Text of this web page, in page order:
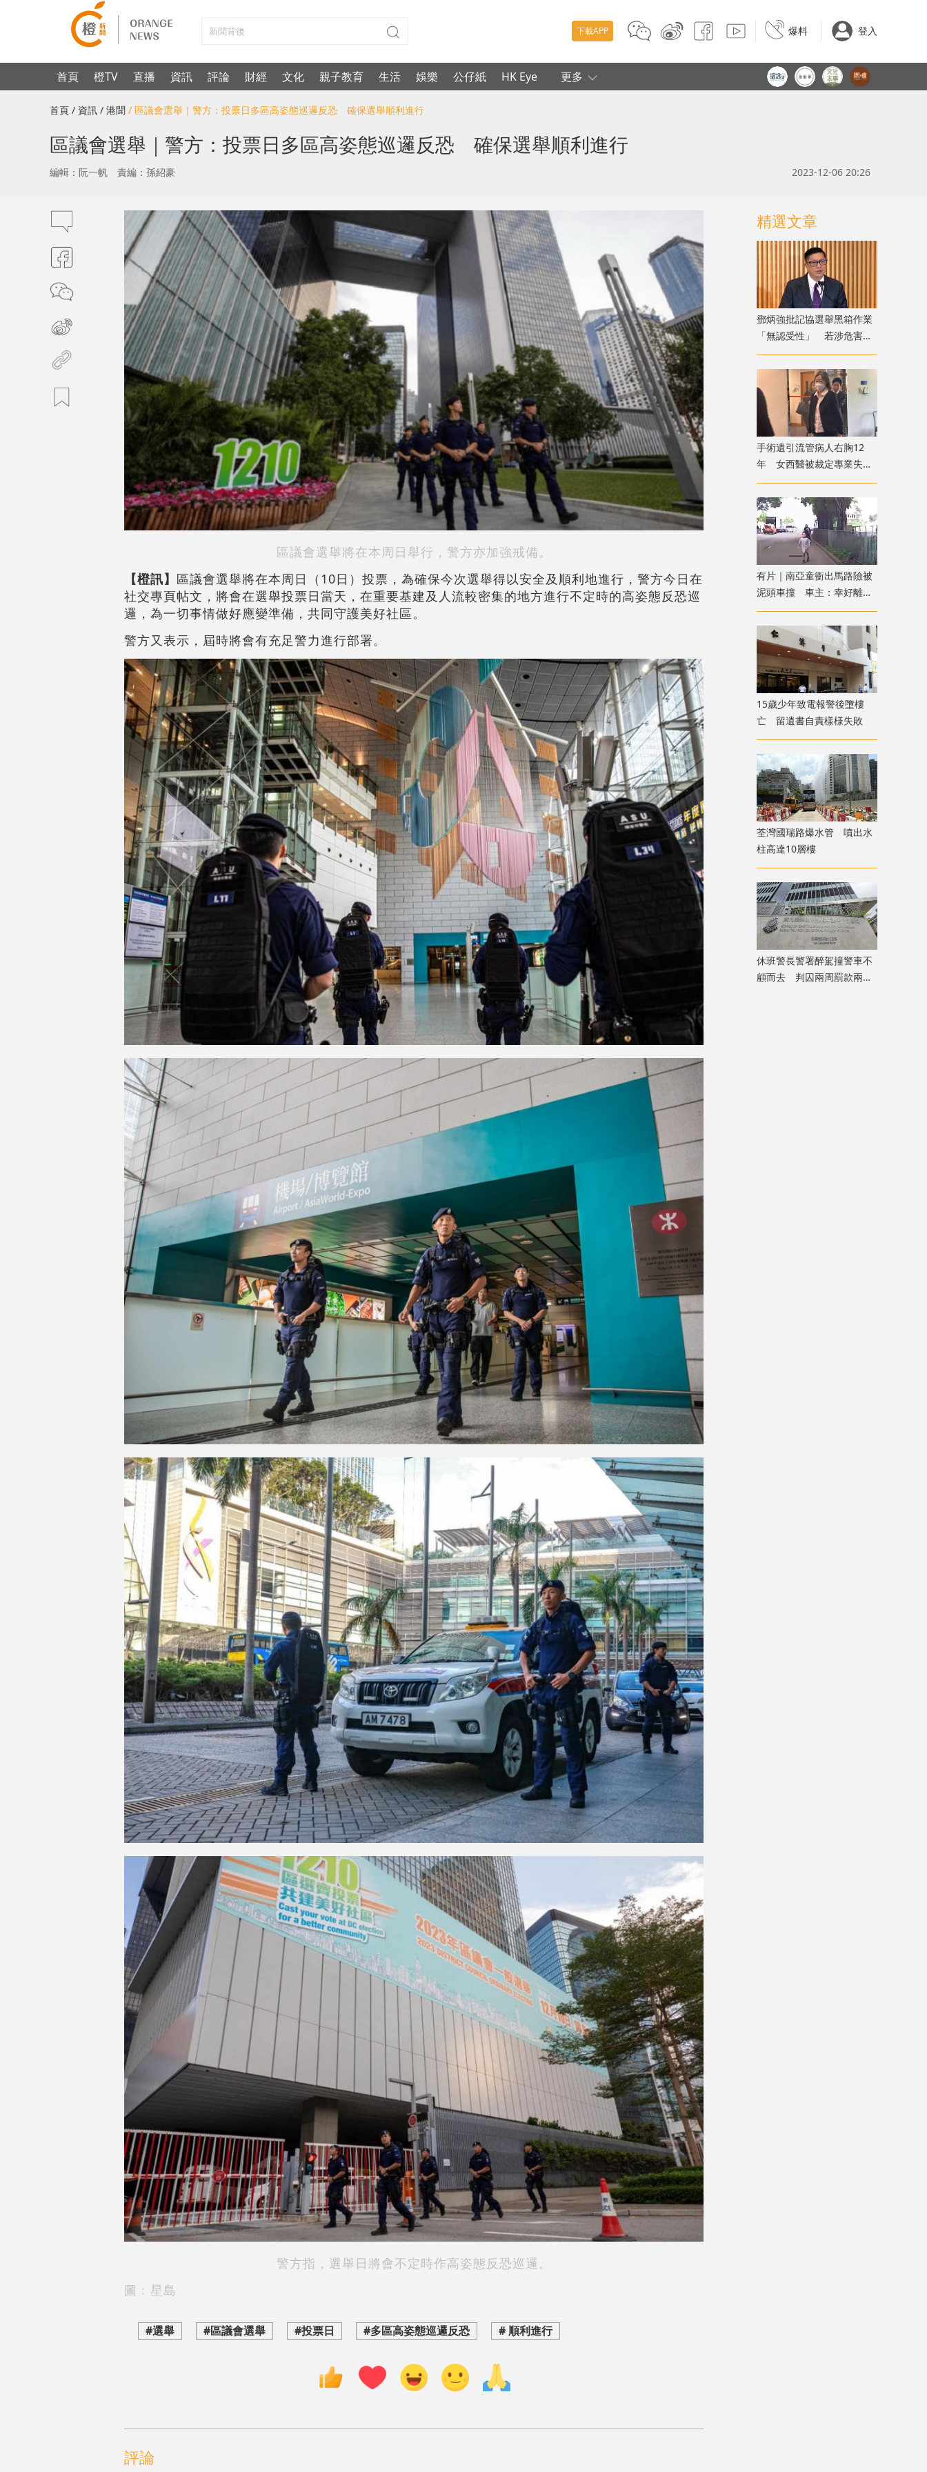
下載APP 爆料 登入
首頁 橙TV 直播 資訊 評論 財經 文化 親子教育 生活 娛樂 公仔紙 HK Eye 更多
首頁 / 資訊 / 港聞 / 區議會選舉｜警方：投票日多區高姿態巡邏反恐 確保選舉順利進行
區議會選舉｜警方：投票日多區高姿態巡邏反恐 確保選舉順利進行
編輯：阮一帆 責編：孫紹豪 2023-12-06 20:26
區議會選舉將在本周日舉行，警方亦加強戒備。
【橙訊】 區議會選舉將在本周日（10日）投票，為確保今次選舉得以安全及順利地進行，警方今日在
社交專頁帖文，將會在選舉投票日當天，在重要基建及人流較密集的地方進行不定時的高姿態反恐巡
邏，為一切事情做好應變準備，共同守護美好社區。
警方又表示，屆時將會有充足警力進行部署。
警方指，選舉日將會不定時作高姿態反恐巡邏。
圖﹕星島
#選舉 #區議會選舉 #投票日 #多區高姿態巡邏反恐 # 順利進行
評論
精選文章
鄧炳強批記協選舉黑箱作業
「無認受性」 若涉危害國
安「後果自負」
手術遺引流管病人右胸12
年 女西醫被裁定專業失當
除牌1個月
有片｜南亞童衝出馬路險被
泥頭車撞 車主：幸好離遠
看到
15歲少年致電報警後墮樓
亡 留遺書自責樣様失敗
荃灣國瑞路爆水管 噴出水
柱高達10層樓
休班警長警署醉駕撞警車不
顧而去 判囚兩周罰款兩萬